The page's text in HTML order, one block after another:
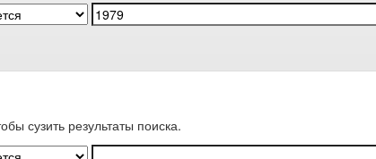
сузить результаты поиска.